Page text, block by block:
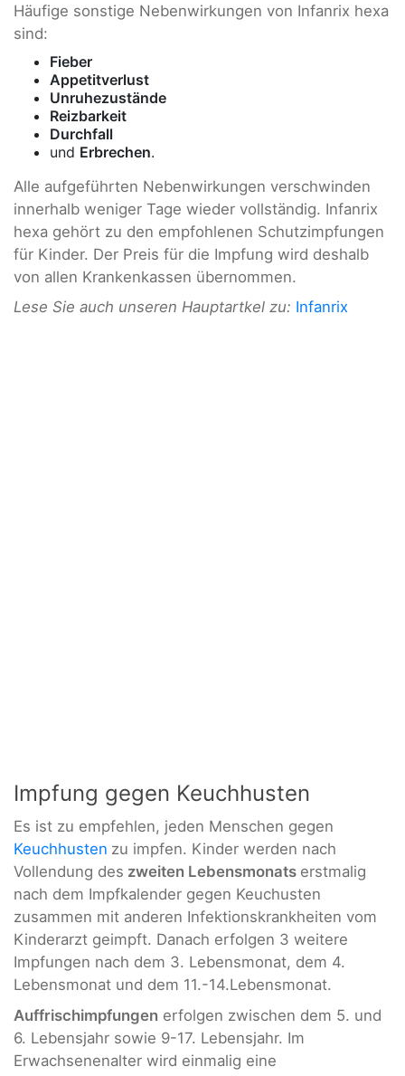
Häufige sonstige Nebenwirkungen von Infanrix hexa
sind:
Fieber
Appetitverlust
Unruhezustände
Reizbarkeit
Durchfall
und Erbrechen.
Alle aufgeführten Nebenwirkungen verschwinden
innerhalb weniger Tage wieder vollständig. Infanrix
hexa gehört zu den empfohlenen Schutzimpfungen
für Kinder. Der Preis für die Impfung wird deshalb
von allen Krankenkassen übernommen.
Lese Sie auch unseren Hauptartkel zu: Infanrix
Impfung gegen Keuchhusten
Es ist zu empfehlen, jeden Menschen gegen
Keuchhusten zu impfen. Kinder werden nach
Vollendung des zweiten Lebensmonats erstmalig
nach dem Impfkalender gegen Keuchusten
zusammen mit anderen Infektionskrankheiten vom
Kinderarzt geimpft. Danach erfolgen 3 weitere
Impfungen nach dem 3. Lebensmonat, dem 4.
Lebensmonat und dem 11.-14.Lebensmonat.
Auffrischimpfungen erfolgen zwischen dem 5. und
6. Lebensjahr sowie 9-17. Lebensjahr. Im
Erwachsenenalter wird einmalig eine